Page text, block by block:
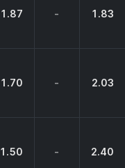
1.87 - 1.83
1.70 - 2.03
1.50 - 2.40